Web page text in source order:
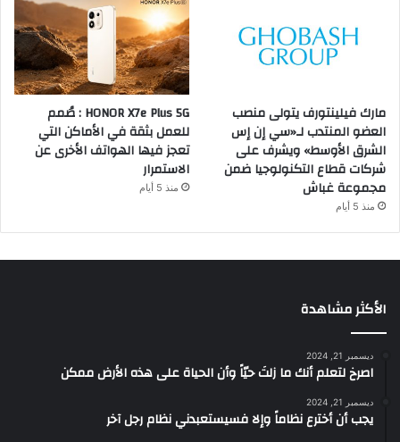
مارك فيلينتورف يتولى منصب
العضو المنتدب لـ«سي إن إس
الشرق الأوسط» ويشرف على
شركات قطاع التكنولوجيا ضمن
مجموعة غباش
منذ 5 أيام
HONOR X7e Plus 5G : صُمم
للعمل بثقة في الأماكن التي
تعجز فيها الهواتف الأخرى عن
الاستمرار
منذ 5 أيام
الأكثر مشاهدة
ديسمبر 21, 2024
‫اصرخ لتعلم أنك ما زلتَ حيّاً وأن الحياة على هذه الأرض ممكن
ديسمبر 21, 2024
يجب أن أخترع نظاماً وإلا فسيستعبدني نظام رجل آخر